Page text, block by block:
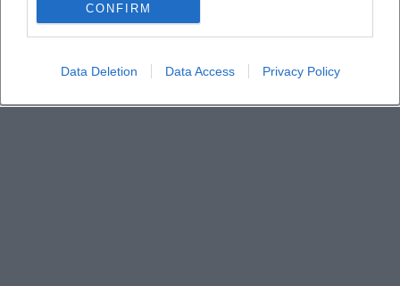
CONFIRM
Data Deletion Data Access Privacy Policy
Wie teuer ist der Eintritt?
Brauche ich eine Anmeldung?